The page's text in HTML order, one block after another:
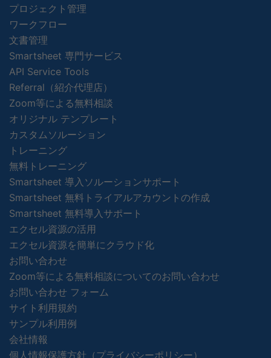
プロジェクト管理
ワークフロー
文書管理
Smartsheet 専門サービス
API Service Tools
Referral（紹介代理店）
Zoom等による無料相談
オリジナル テンプレート
カスタムソルーション
トレーニング
無料トレーニング
Smartsheet 導入ソルーションサポート
Smartsheet 無料トライアルアカウントの作成
Smartsheet 無料導入サポート
エクセル資源の活用
エクセル資源を簡単にクラウド化
お問い合わせ
Zoom等による無料相談についてのお問い合わせ
お問い合わせ フォーム
サイト利用規約
サンプル利用例
会社情報
個人情報保護方針（プライバシーポリシー）